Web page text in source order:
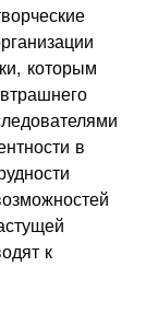
которым
в
к